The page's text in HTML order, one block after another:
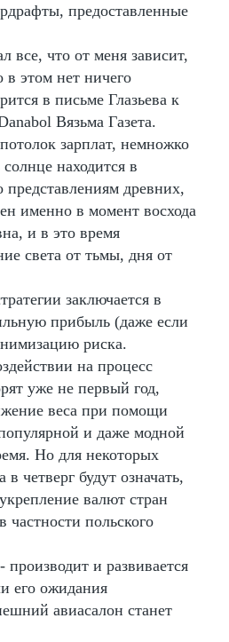
предоставленные
все, что от меня зависит,
в этом нет ничего
в письме Глазьева к
Вязьма Газета.
зарплат, немножко
находится в
представлениям древних,
именно в момент восхода
и в это время
света от тьмы, дня от
заключается в
прибыль (даже если
риска.
на процесс
уже не первый год,
веса при помощи
и даже модной
Но для некоторых
четверг будут означать,
валют стран
польского
и развивается
его ожидания
авиасалон станет